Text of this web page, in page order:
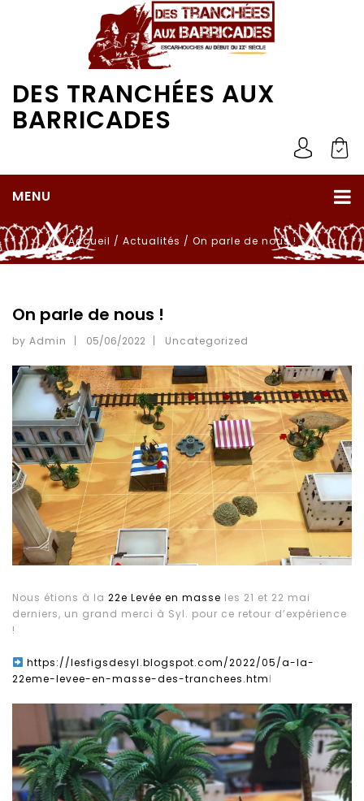
DES TRANCHÉES AUX
BARRICADES
MENU
Accueil / Actualités / On parle de nous !
On parle de nous !
by Admin 05/06/2022 Uncategorized
Nous étions à la 22e Levée en masse les 21 et 22 mai
derniers, un grand merci à Syl. pour ce retour d’expérience
!
https://lesfigsdesyl.blogspot.com/2022/05/a-la-
22eme-levee-en-masse-des-tranchees.html